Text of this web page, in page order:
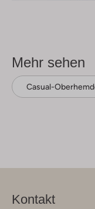
Mehr sehen
Casual-
Kontakt